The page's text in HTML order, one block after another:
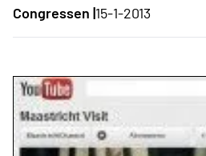
Congressen |15-1-2013